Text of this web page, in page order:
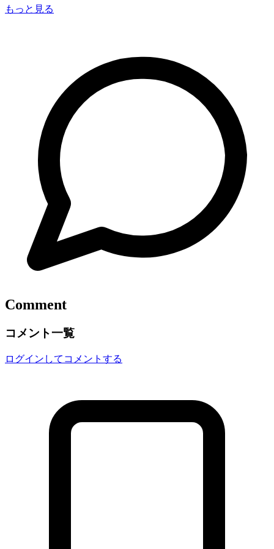
もっと見る
Comment
コメント一覧
ログインしてコメントする